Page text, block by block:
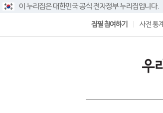
이 누리집은 대한민국 공식 전자정부 누리집입니다.
집필 참여하기 사전 통계